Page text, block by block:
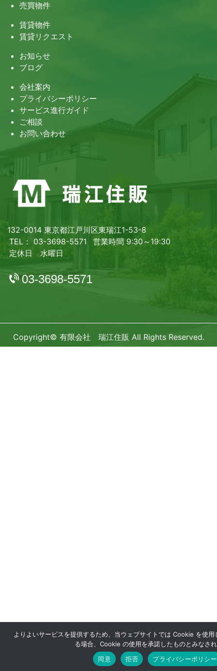
売買物件
賃貸物件
賃貸リクエスト
お知らせ
ブログ
会社案内
プライバシーポリシー
サービス進行ガイド
ご相談
お問い合わせ
132-0014 東京都江戸川区東瑞江1-53-8
TEL： 03-3698-5571
営業時間 9:30～19:30
定休日 水曜日
03-3698-5571
Copyright© 有限会社 瑞江住販 All Rights Reserved.
よりよいサービスを提供するため、当ウェブサイトでは Cookie を使
る場合、Cookie の使用を承諾したものとみなさ
同意
拒否 プライバシーポリシー